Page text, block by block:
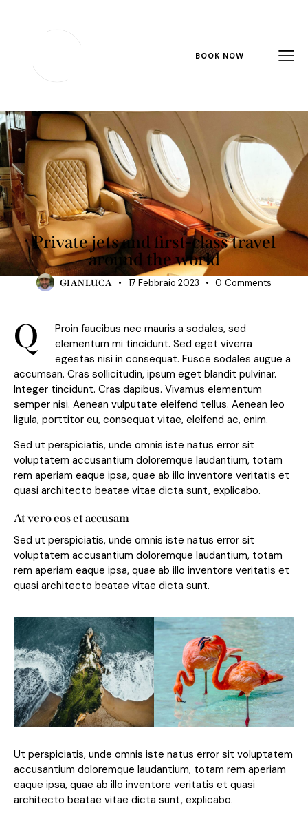
BOOK NOW
AGENCY
Private jets and first-class travel
around the world
GIANLUCA 17 Febbraio 2023 0 Comments
Q
Proin faucibus nec mauris a sodales, sed
elementum mi tincidunt. Sed eget viverra
egestas nisi in consequat. Fusce sodales augue a
accumsan. Cras sollicitudin, ipsum eget blandit pulvinar.
Integer tincidunt. Cras dapibus. Vivamus elementum
semper nisi. Aenean vulputate eleifend tellus. Aenean leo
ligula, porttitor eu, consequat vitae, eleifend ac, enim.
Sed ut perspiciatis, unde omnis iste natus error sit
voluptatem accusantium doloremque laudantium, totam
rem aperiam eaque ipsa, quae ab illo inventore veritatis et
quasi architecto beatae vitae dicta sunt, explicabo.
At vero eos et accusam
Sed ut perspiciatis, unde omnis iste natus error sit
voluptatem accusantium doloremque laudantium, totam
rem aperiam eaque ipsa, quae ab illo inventore veritatis et
quasi architecto beatae vitae dicta sunt.
Ut perspiciatis, unde omnis iste natus error sit voluptatem
accusantium doloremque laudantium, totam rem aperiam
eaque ipsa, quae ab illo inventore veritatis et quasi
architecto beatae vitae dicta sunt, explicabo.